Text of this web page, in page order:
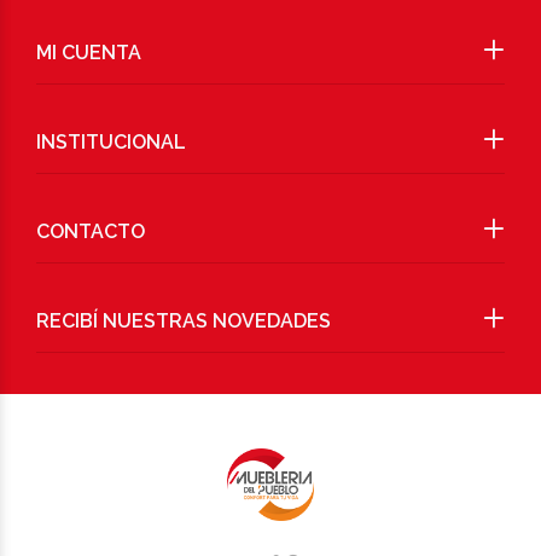
RECIBÍ NUESTRAS NOVEDADES
MI CUENTA
INSTITUCIONAL
CONTACTO